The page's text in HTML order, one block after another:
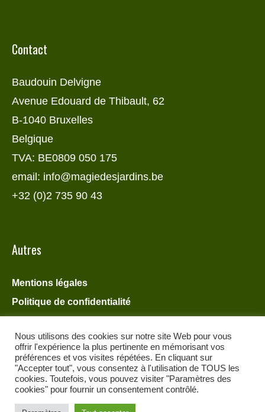
Contact
Baudouin Delvigne
Avenue Edouard de Thibault, 62
B-1040 Bruxelles
Belgique
TVA: BE0809 050 175
email: info@magiedesjardins.be
+32 (0)2 735 90 43
Autres
Mentions légales
Politique de confidentialité
Nous utilisons des cookies sur notre site Web pour vous
offrir l'expérience la plus pertinente en mémorisant vos
préférences et vos visites répétées. En cliquant sur
"Accepter tout", vous consentez à l'utilisation de TOUS les
cookies. Toutefois, vous pouvez visiter "Paramètres des
cookies" pour fournir un consentement contrôlé.